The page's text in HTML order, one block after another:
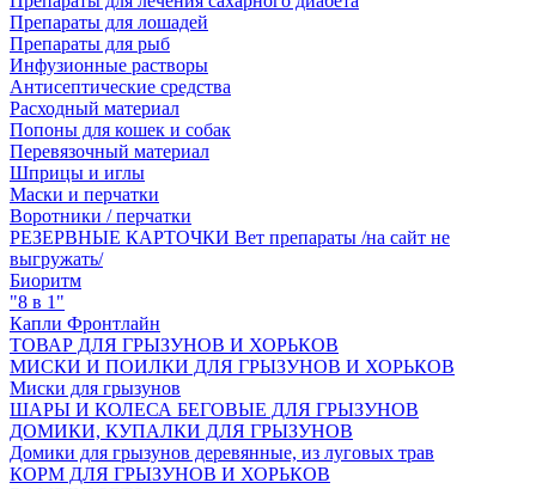
Препараты для лошадей
Препараты для рыб
Инфузионные растворы
Антисептические средства
Расходный материал
Попоны для кошек и собак
Перевязочный материал
Шприцы и иглы
Маски и перчатки
Воротники / перчатки
РЕЗЕРВНЫЕ КАРТОЧКИ Вет препараты /на сайт не
выгружать/
Биоритм
"8 в 1"
Капли Фронтлайн
ТОВАР ДЛЯ ГРЫЗУНОВ И ХОРЬКОВ
МИСКИ И ПОИЛКИ ДЛЯ ГРЫЗУНОВ И ХОРЬКОВ
Миски для грызунов
ШАРЫ И КОЛЕСА БЕГОВЫЕ ДЛЯ ГРЫЗУНОВ
ДОМИКИ, КУПАЛКИ ДЛЯ ГРЫЗУНОВ
Домики для грызунов деревянные, из луговых трав
КОРМ ДЛЯ ГРЫЗУНОВ И ХОРЬКОВ